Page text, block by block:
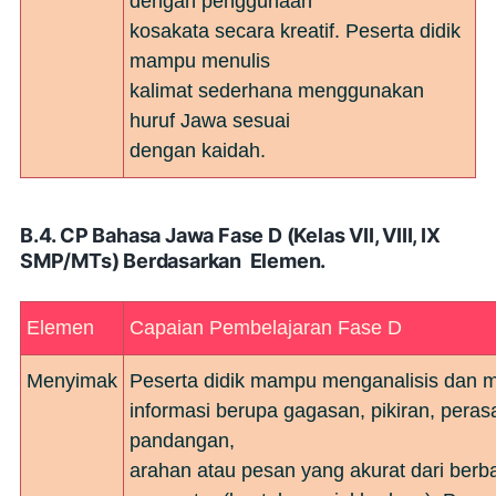
kosakata secara kreatif. Peserta didik
mampu menulis
kalimat sederhana menggunakan
huruf Jawa sesuai
dengan kaidah.
B.4. CP Bahasa Jawa Fase D (Kelas VII, VIII, IX
SMP/MTs) Berdasarkan Elemen.
Elemen Capaian Pembelajaran Fase D
Menyimak Peserta didik mampu menganalisis dan
informasi berupa gagasan, pikiran,
pandangan,
arahan atau pesan yang akurat dari